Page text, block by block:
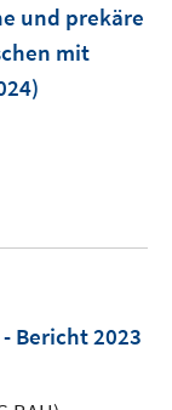
und prekäre
mit
Bericht 2023